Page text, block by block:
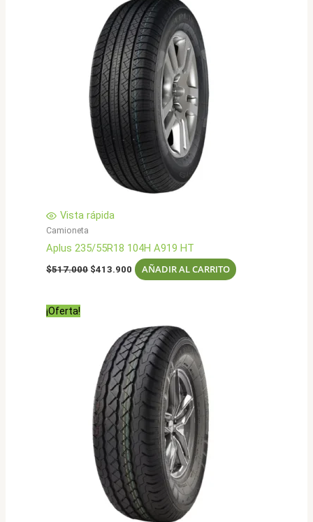
Vista rápida
Camioneta
Aplus 235/55R18 104H A919 HT
$517.000 El
$413.900 El
precio
AÑADIR AL CARRITO
¡Oferta!